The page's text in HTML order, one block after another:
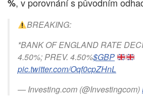
%
BREAKING:
*BANK OF ENGLAND RATE
4.50%; PREV. 4.50%$GBP
pic.twitter.com/Oqf0cpZHnL
— Investing.com (@Investingcom)